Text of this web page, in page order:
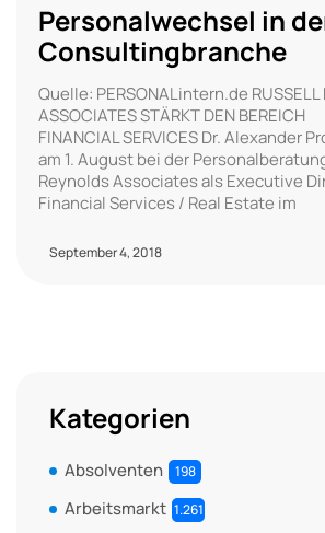
Personalwechsel in
Consultingbranche
Quelle: PERSONALintern.de RUSSELL
ASSOCIATES STÄRKT DEN BEREICH
FINANCIAL SERVICES Dr. Alexander
am 1. August bei der
Reynolds Associates als Executive
Financial Services / Real Estate im
September 4, 2018
Kategorien
Absolventen 198
Arbeitsmarkt 1.261